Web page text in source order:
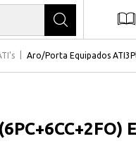
Aro/Porta Equipados